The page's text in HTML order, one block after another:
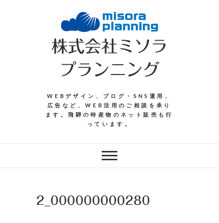
株式会社ミソラ
プランニング
WEBデザイン、ブログ・SNS運用、
広告など、WEB活用のご相談を承り
ます。飛騨の特産物のネット販売も行
っています。
2_000000000280